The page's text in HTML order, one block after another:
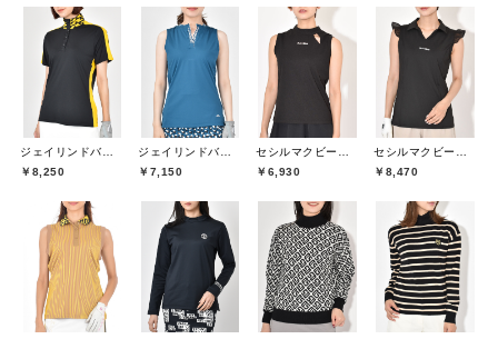
￥8,250
￥7,150
￥6,930
￥8,470